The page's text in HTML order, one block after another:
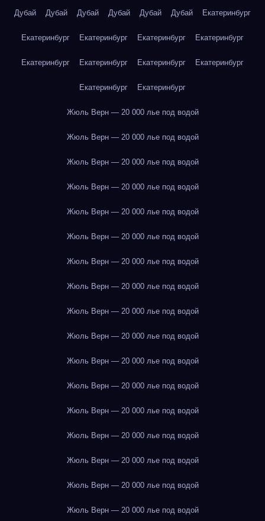
Дубай Дубай Дубай Дубай Дубай Дубай Екатеринбург
Екатеринбург Екатеринбург Екатеринбург Екатеринбург
Екатеринбург Екатеринбург Екатеринбург Екатеринбург
Екатеринбург Екатеринбург
Жюль Верн — 20 000 лье под водой
Жюль Верн — 20 000 лье под водой
Жюль Верн — 20 000 лье под водой
Жюль Верн — 20 000 лье под водой
Жюль Верн — 20 000 лье под водой
Жюль Верн — 20 000 лье под водой
Жюль Верн — 20 000 лье под водой
Жюль Верн — 20 000 лье под водой
Жюль Верн — 20 000 лье под водой
Жюль Верн — 20 000 лье под водой
Жюль Верн — 20 000 лье под водой
Жюль Верн — 20 000 лье под водой
Жюль Верн — 20 000 лье под водой
Жюль Верн — 20 000 лье под водой
Жюль Верн — 20 000 лье под водой
Жюль Верн — 20 000 лье под водой
Жюль Верн — 20 000 лье под водой